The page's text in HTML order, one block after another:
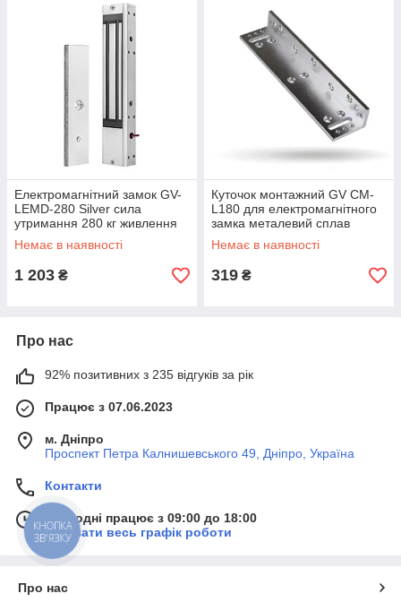
Електромагнітний замок GV-
LEMD-280 Silver сила
утримання 280 кг живлення
12V/2A монтаж накладний
Немає в наявності
1 203 ₴
Куточок монтажний GV CM-
L180 для електромагнітного
замка металевий сплав
довжина 170 мм ширина 50
мм
Немає в наявності
319 ₴
Про нас
92% позитивних з 235 відгуків за рік
Працює з 07.06.2023
м. Дніпро
Проспект Петра Калнишевського 49, Дніпро, Україна
Контакти
Сьогодні працює з 09:00 до 18:00
Показати весь графік роботи
Про нас
КНОПКА
ЗВ'ЯЗКУ